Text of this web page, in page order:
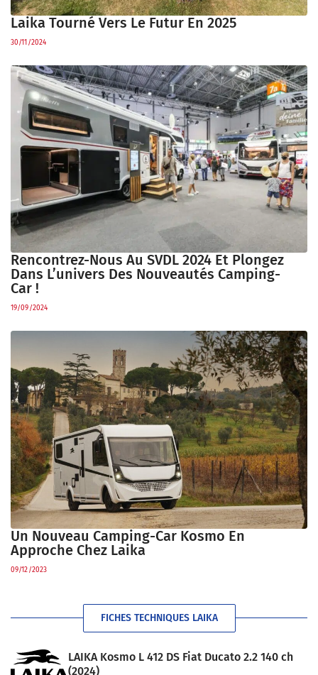
Laika Tourné Vers Le Futur En 2025
30/11/2024
Rencontrez-Nous Au SVDL 2024 Et Plongez
Dans L’univers Des Nouveautés Camping-
Car !
19/09/2024
Un Nouveau Camping-Car Kosmo En
Approche Chez Laika
09/12/2023
FICHES TECHNIQUES LAIKA
LAIKA Kosmo L 412 DS Fiat Ducato 2.2 140 ch
(2024)